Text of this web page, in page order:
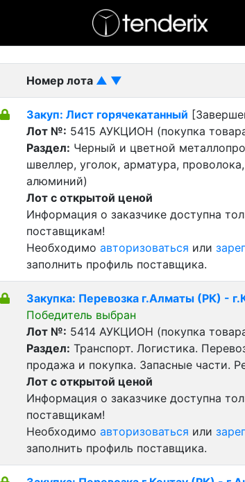
- Завершенный лот
Номер лота ▲ ▼
Закуп: Лист горячекатанный
Лот №: 5415 АУКЦИОН (покупка
Раздел: Черный и цветной
швеллер, уголок, арматура,
алюминий)
Лот с открытой ценой
Информация о заказчике доступна
поставщикам!
Необходимо авторизоваться или
заполнить профиль поставщика.
Закупка: Перевозка г.Алматы (РК) -
Победитель выбран
Лот №: 5414 АУКЦИОН (покупка
Раздел: Транспорт. Логистика.
продажа и покупка. Запасные части.
Лот с открытой ценой
Информация о заказчике доступна
поставщикам!
Необходимо авторизоваться или
заполнить профиль поставщика.